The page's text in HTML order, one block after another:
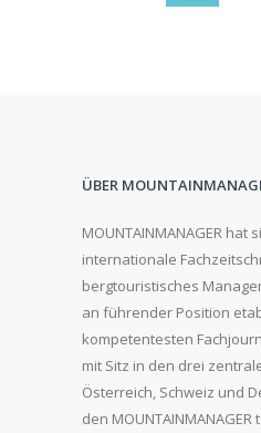
ÜBER
MOUNTAINMANAGER hat
internationale
bergtouristisches
an führender Position
kompetentesten
mit Sitz in den drei
Österreich, Schweiz und
den MOUNTAINMANAGER